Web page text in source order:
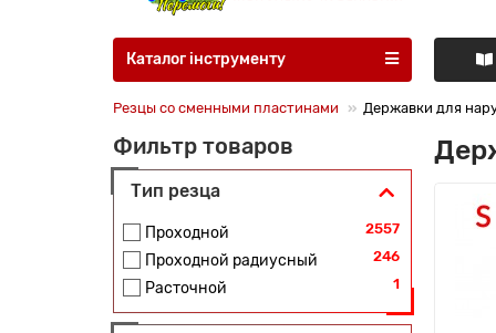
Каталог інструменту
Резцы со сменными пластинами Державки для
Фильтр товаров
Тип резца
Проходной 2557
Проходной радиусный 246
Расточной 1